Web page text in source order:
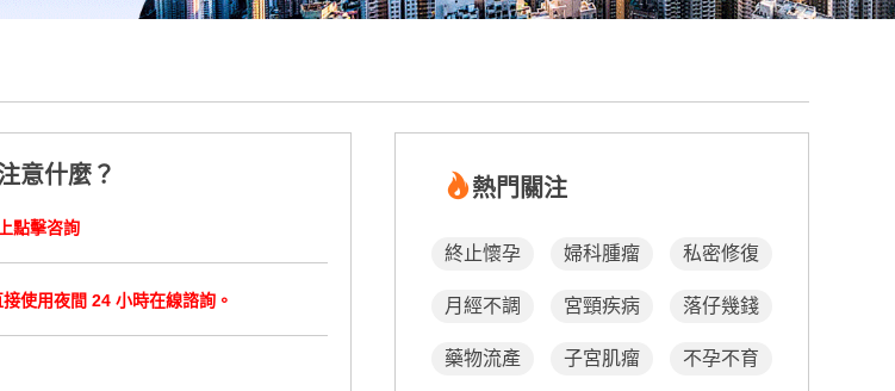
意什麼？
點擊咨詢
使用夜間 24 小時在線諮詢。
熱門關注
終止懷孕 婦科腫瘤 私密修復
月經不調 宮頸疾病 落仔幾錢
藥物流產 子宮肌瘤 不孕不育